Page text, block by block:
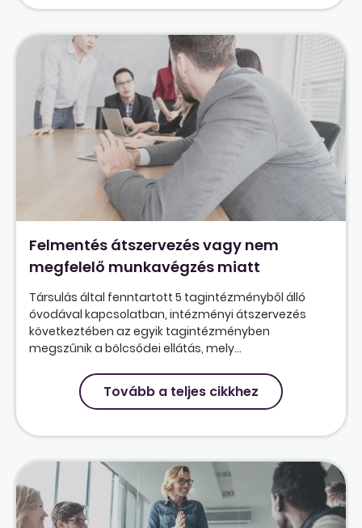
Felmentés átszervezés vagy nem
megfelelő munkavégzés miatt
Társulás által fenntartott 5 tagintézményből álló
óvodával kapcsolatban, intézményi átszervezés
következtében az egyik tagintézményben
megszűnik a bölcsődei ellátás, mely...
Tovább a teljes cikkhez